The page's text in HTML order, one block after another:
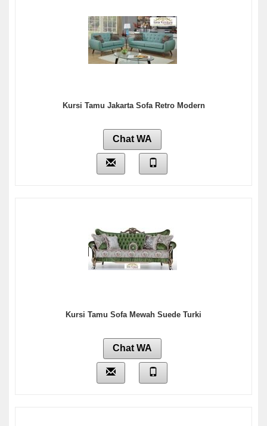
Kursi Tamu Jakarta Sofa Retro Modern
Chat WA
Kursi Tamu Sofa Mewah Suede Turki
Chat WA